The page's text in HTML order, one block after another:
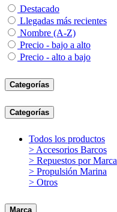
Destacado
Llegadas más recientes
Nombre (A-Z)
Precio - bajo a alto
Precio - alto a bajo
Categorías
Categorías
Todos los productos
> Accesorios Barcos
> Repuestos por Marca
> Propulsión Marina
> Otros
Marca